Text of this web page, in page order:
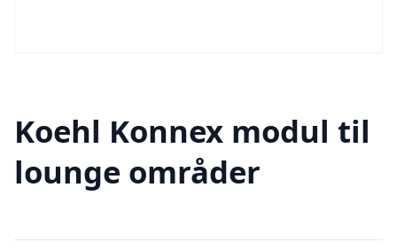
Koehl Konnex modul til
lounge områder